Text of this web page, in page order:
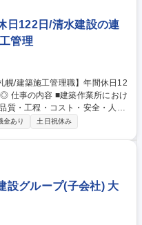
、複数名の現場は担当エリア
ます。一般事務職で対応可能な
ラン歓迎
日122日/清水建設の連
管理
け
質・工程・コスト・安全・人員
ら竣工まで一連の業務をお任せ
安定的に受注できるため、非
実】資格取得の際には奨励金と
る教育制度も充実しており、会
たします 変更の範囲：会社の定
金あり 土日祝休み
設グループ(子会社) 大